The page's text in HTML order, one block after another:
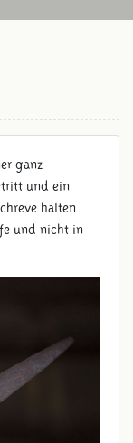
ganz
und ein
halten.
und nicht in